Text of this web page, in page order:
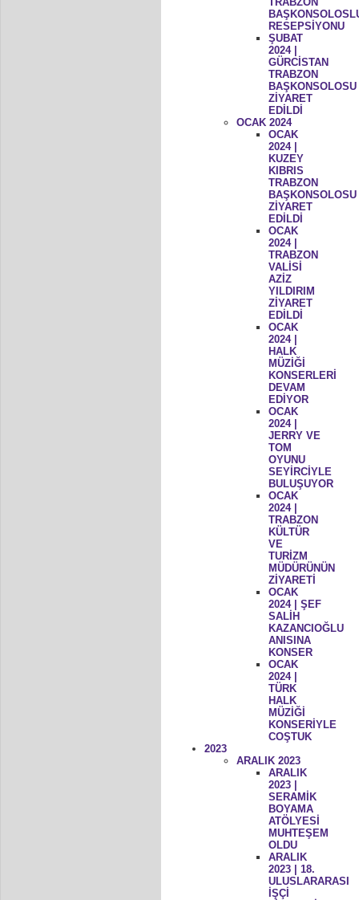
RESEPSİYONU
ŞUBAT
2024 |
GÜRCİSTAN
TRABZON
BAŞKONSOLOSU
ZİYARET
EDİLDİ
OCAK 2024
OCAK
2024 |
KUZEY
KIBRIS
TRABZON
BAŞKONSOLOSU
ZİYARET
EDİLDİ
OCAK
2024 |
TRABZON
VALİSİ
AZİZ
YILDIRIM
ZİYARET
EDİLDİ
OCAK
2024 |
HALK
MÜZİĞİ
KONSERLERİ
DEVAM
EDİYOR
OCAK
2024 |
JERRY VE
TOM
OYUNU
SEYİRCİYLE
BULUŞUYOR
OCAK
2024 |
TRABZON
KÜLTÜR
VE
TURİZM
MÜDÜRÜNÜN
ZİYARETİ
OCAK
2024 | ŞEF
SALİH
KAZANCIOĞLU
ANISINA
KONSER
OCAK
2024 |
TÜRK
HALK
MÜZİĞİ
KONSERİYLE
COŞTUK
2023
ARALIK 2023
ARALIK
2023 |
SERAMİK
BOYAMA
ATÖLYESİ
MUHTEŞEM
OLDU
ARALIK
2023 | 18.
ULUSLARARASI
İŞÇİ